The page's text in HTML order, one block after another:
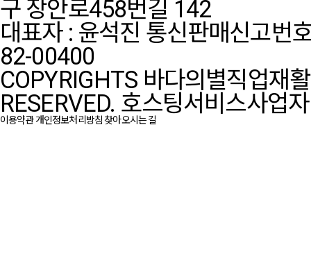
구 장안로458번길 142
대표자 : 윤석진 통신판매신고번
82-00400
COPYRIGHTS 바다의별직업재
RESERVED. 호스팅서비스사업
이용약관 개인정보처리방침 찾아오시는 길